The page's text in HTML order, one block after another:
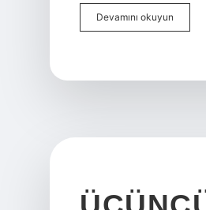
Devamını okuyun
Ana